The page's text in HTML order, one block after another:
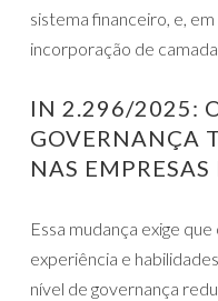
sistema financeiro, e,
incorporação de
IN 2.296/2025:
GOVERNANÇA
NAS EMPRESAS
Essa mudança exige
experiência e
nível de governança